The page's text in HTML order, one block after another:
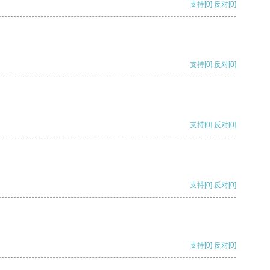
支持[0] 反对[0]
支持[0] 反对[0]
支持[0] 反对[0]
支持[0] 反对[0]
支持[0] 反对[0]